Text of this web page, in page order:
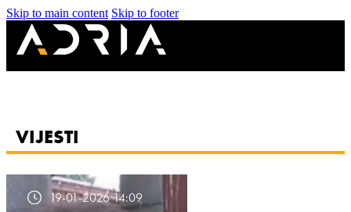
Skip to main content Skip to footer
VIJESTI
19-01-2026 14:09